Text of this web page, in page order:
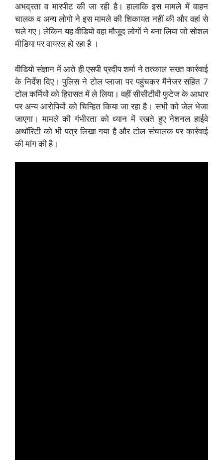
अभद्रता व मारपीट की जा रही है। हालाकि इस मामले में वाहन
चालक व अन्य लोगो ने इस मामले की शिकायत नहीं की और वहां से
चले गए। लेकिन यह वीडियो वहा मौजूद लोगों ने बना लिया जो सोशल
मीडिया पर वायरल हो रहा है ।
वीडियो संज्ञान में आते ही एसपी प्रदीप शर्मा ने तत्काल सख्त कार्रवाई
के निर्देश दिए। पुलिस ने टोल प्लाजा पर पहुंचकर मैनेजर सहित 7
टोल कर्मियों को हिरासत में ले लिया। वहीं सीसीटीवी फुटेज के आधार
पर अन्य आरोपियों को चिन्हित किया जा रहा है। सभी को जेल भेजा
जाएगा। मामले की गंभीरता को ध्यान में रखते हुए नेशनल हाईवे
अथॉरिटी को भी पत्र लिखा गया है और टोल संचालक पर कार्रवाई
की मांग की है।